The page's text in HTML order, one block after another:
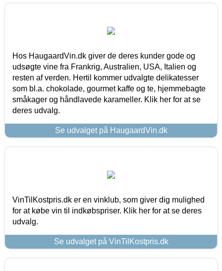
Hos HaugaardVin.dk giver de deres kunder gode og
udsøgte vine fra Frankrig, Australien, USA, Italien og
resten af verden. Hertil kommer udvalgte delikatesser
som bl.a. chokolade, gourmet kaffe og te, hjemmebagte
småkager og håndlavede karameller. Klik her for at se
deres udvalg.
Se udvalget på HaugaardVin.dk
VinTilKostpris.dk er en vinklub, som giver dig mulighed
for at købe vin til indkøbspriser. Klik her for at se deres
udvalg.
Se udvalget på VinTilKostpris.dk